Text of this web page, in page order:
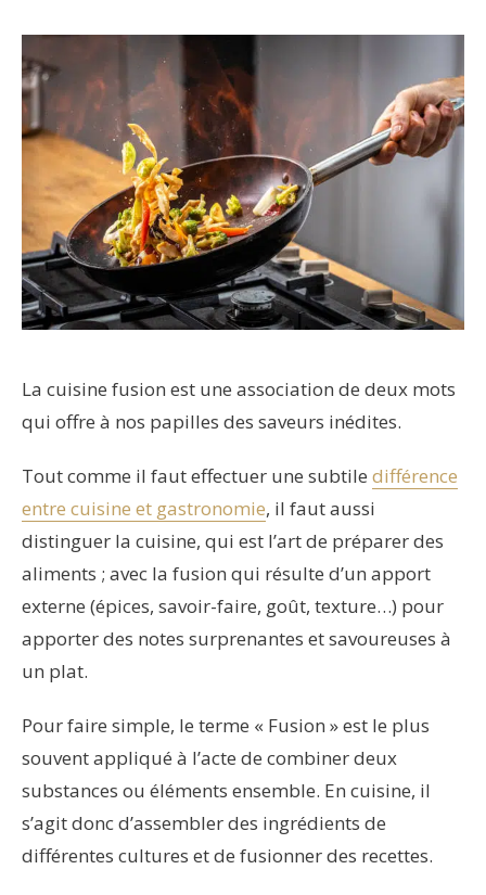
La cuisine fusion est une association de deux mots
qui offre à nos papilles des saveurs inédites.
Tout comme il faut effectuer une subtile différence
entre cuisine et gastronomie, il faut aussi
distinguer la cuisine, qui est l’art de préparer des
aliments ; avec la fusion qui résulte d’un apport
externe (épices, savoir-faire, goût, texture…) pour
apporter des notes surprenantes et savoureuses à
un plat.
Pour faire simple, le terme « Fusion » est le plus
souvent appliqué à l’acte de combiner deux
substances ou éléments ensemble. En cuisine, il
s’agit donc d’assembler des ingrédients de
différentes cultures et de fusionner des recettes.